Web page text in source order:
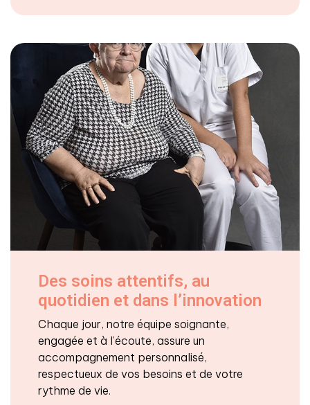
Des soins attentifs, au
quotidien et dans l’innovation
Chaque jour, notre équipe soignante,
engagée et à l’écoute, assure un
accompagnement personnalisé,
respectueux de vos besoins et de votre
rythme de vie.